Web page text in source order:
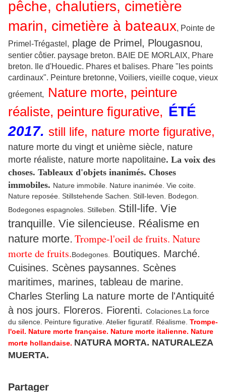
pêche, chalutiers, cimetière
marin, cimetière à bateaux, Pointe de
Primel-Trégastel, plage de Primel, Plougasnou,
sentier côtier. paysage breton. BAIE DE MORLAIX, Phare
breton. Ile d'Houedic. Phares et balises. Phare "les points
cardinaux". Peinture bretonne, Voiliers, vieille coque, vieux
gréement,
Nature morte, peinture
réaliste, peinture figurative, ÉTÉ
2017. still life, nature morte figurative,
nature morte du vingt et unième siècle, nature
morte réaliste, nature morte napolitaine. La voix des
choses. Tableaux d'objets inanimés. Choses
immobiles. Nature immobile. Nature inanimée. Vie coite.
Nature reposée. Stillstehende Sachen. Still-leven. Bodegon.
Bodegones espagnoles. Stilleben. Still-life. Vie
tranquille. Vie silencieuse. Réalisme en
nature morte. Trompe-l'oeil de fruits. Nature
morte de fruits.Bodegones.
Boutiques. Marché.
Cuisines. Scènes paysannes. Scènes
maritimes, marines, tableau de marine.
Charles Sterling La nature morte de l'Antiquité
à nos jours. Floreros. Fiorenti. Colaciones.La force
du silence. Peinture figurative. Atelier figuratif. Réalisme. Trompe-
l'oeil. Nature morte française. Nature morte italienne. Nature
morte hollandaise. NATURA MORTA. NATURALEZA
MUERTA.
Partager